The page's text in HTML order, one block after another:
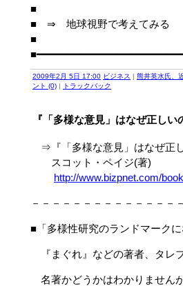
■
■ ⇒ 地球視野で考えてみる
■
2009年2月 5日 17:00 ビジネス | 熊井英水氏、
ント (0) | トラックバック
『「多様な意見」はなぜ正し
⇒『「多様な意見」はなぜ正
スコット・ペイジ(著)
http://www.bizpnet.com/
－－－－－－－－－－－－－－
■「多様性研究のランドマークに
『まぐれ』などの著者、タレ
名著かどうかはわかりません